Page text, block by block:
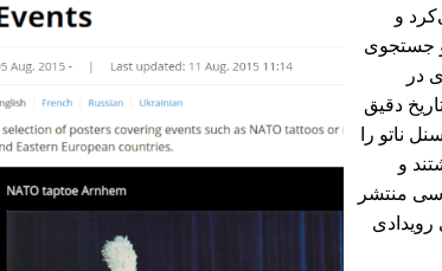
و
جستجوی
در
دقیق
ناتو را
و
منتشر